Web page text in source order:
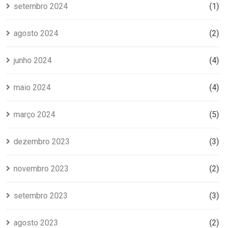
setembro 2024 (1)
agosto 2024 (2)
junho 2024 (4)
maio 2024 (4)
março 2024 (5)
dezembro 2023 (3)
novembro 2023 (2)
setembro 2023 (3)
agosto 2023 (2)